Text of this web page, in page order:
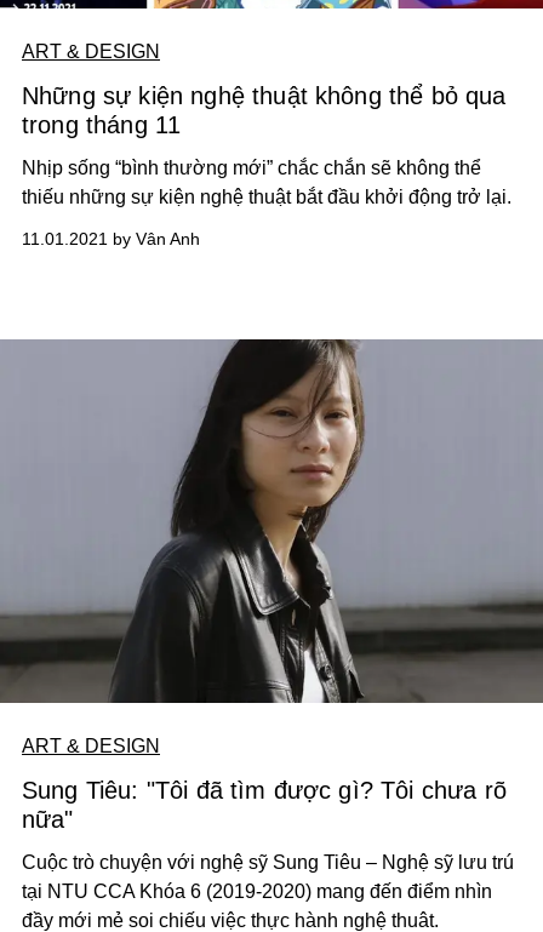
ART & DESIGN
Những sự kiện nghệ thuật không thể bỏ qua
trong tháng 11
Nhịp sống “bình thường mới” chắc chắn sẽ không thể
thiếu những sự kiện nghệ thuật bắt đầu khởi động trở lại.
11.01.2021 by Vân Anh
ART & DESIGN
Sung Tiêu: "Tôi đã tìm được gì? Tôi chưa rõ
nữa"
Cuộc trò chuyện với nghệ sỹ Sung Tiêu – Nghệ sỹ lưu trú
tại NTU CCA Khóa 6 (2019-2020) mang đến điểm nhìn
đầy mới mẻ soi chiếu việc thực hành nghệ thuât.